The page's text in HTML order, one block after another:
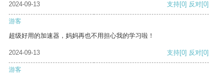
2024-09-13 支持[0] 反对[0]
游客
超级好用的加速器，妈妈再也不用担心我的学习啦！
2024-09-13 支持[0] 反对[0]
游客